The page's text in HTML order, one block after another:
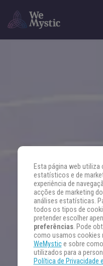
Esta página web
estatísticos e de
experiência de
acções de marketing
análises estatísticas.
todos os tipos de
pretender escolher
preferências. Pode
como usamos cookies
WeMystice sobre
utilizados para a
Política de Privacidade